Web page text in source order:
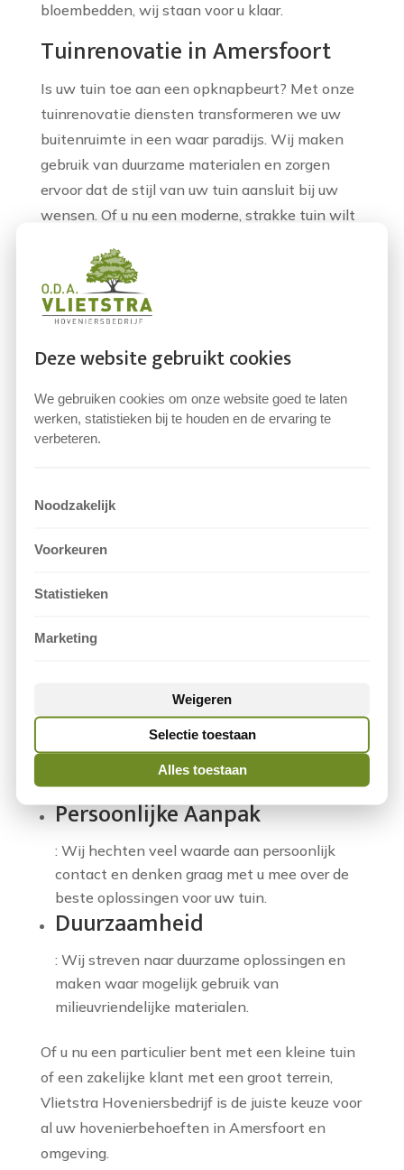
bloembedden, wij staan voor u klaar.
Tuinrenovatie in Amersfoort
Is uw tuin toe aan een opknapbeurt? Met onze
tuinrenovatie diensten transformeren we uw
buitenruimte in een waar paradijs. Wij maken
gebruik van duurzame materialen en zorgen
ervoor dat de stijl van uw tuin aansluit bij uw
wensen. Of u nu een moderne, strakke tuin wilt
hoveniers hebben de expertise om dit te
realiseren.
Tuin Aanleggen in Amersfoort
Een nieuwe tuin aanleggen is een spannend
project. Bij Vlietstra Hoveniersbedrijf
begeleiden we u stap voor stap bij het
ontwerpen en aanleggen van uw droomtuin. Wij
een concreet plan. Van het kiezen van de juiste
paden, ons team van hoveniers zorgt ervoor dat
Hoveniersbedrijf?
: Als hovenier in Amersfoort kennen wij de
lokale flora en fauna en weten wij precies
welke planten het beste gedijen in uw
omgeving.
Persoonlijke Aanpak
: Wij hechten veel waarde aan persoonlijk
contact en denken graag met u mee over de
beste oplossingen voor uw tuin.
Duurzaamheid
: Wij streven naar duurzame oplossingen en
maken waar mogelijk gebruik van
milieuvriendelijke materialen.
Of u nu een particulier bent met een kleine tuin
of een zakelijke klant met een groot terrein,
Vlietstra Hoveniersbedrijf is de juiste keuze voor
al uw hovenierbehoeften in Amersfoort en
omgeving.
Deze website gebruikt cookies
We gebruiken cookies om onze website goed te laten
werken, statistieken bij te houden en de ervaring te
verbeteren.
Noodzakelijk
Voorkeuren
Statistieken
Marketing
Weigeren
Selectie toestaan
Alles toestaan